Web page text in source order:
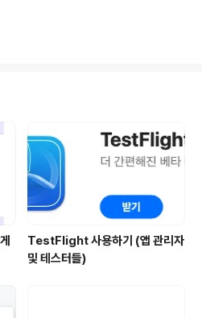
한 수준에서 배포
고 인공지능을 구
- 앱에 머신러
프레임워크 - 앱은
고 기기에서 학습하
/ 픽셀에서 개체 감
하거나 비현실적인
TestFlight 사용하기 (앱 관리자
및 테스터들)